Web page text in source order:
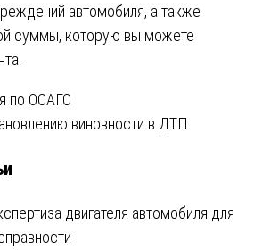
автомобиля, а также
суммы, которую вы можете
по ОСАГО
виновности в ДТП
двигателя автомобиля для